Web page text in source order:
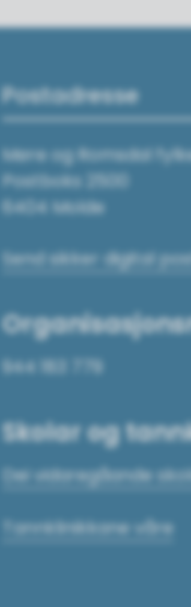
Postadresse
Møre og Romsdal
Postboks 2500
6404 Molde
Send sikker digital
944 183 779
Skolar og
Dei vidaregåande
Tannklinikkane våre